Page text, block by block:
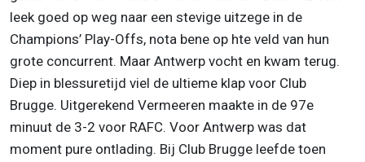
leek goed op weg naar een stevige uitzege in de
Champions’ Play-Offs, nota bene op hte veld van hun
grote concurrent. Maar Antwerp vocht en kwam terug.
Diep in blessuretijd viel de ultieme klap voor Club
Brugge. Uitgerekend Vermeeren maakte in de 97e
minuut de 3-2 voor RAFC. Voor Antwerp was dat
moment pure ontlading. Bij Club Brugge leefde toen